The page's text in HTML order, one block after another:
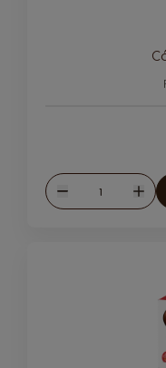
Reduzir
Quantidade